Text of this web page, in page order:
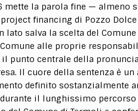
la parola fine — almeno
financing di Pozzo Dolce
lato salva la scelta del
alle proprie
punto centrale della
Il cuore della sentenza è un
definito sostanzialmente
il lunghissimo